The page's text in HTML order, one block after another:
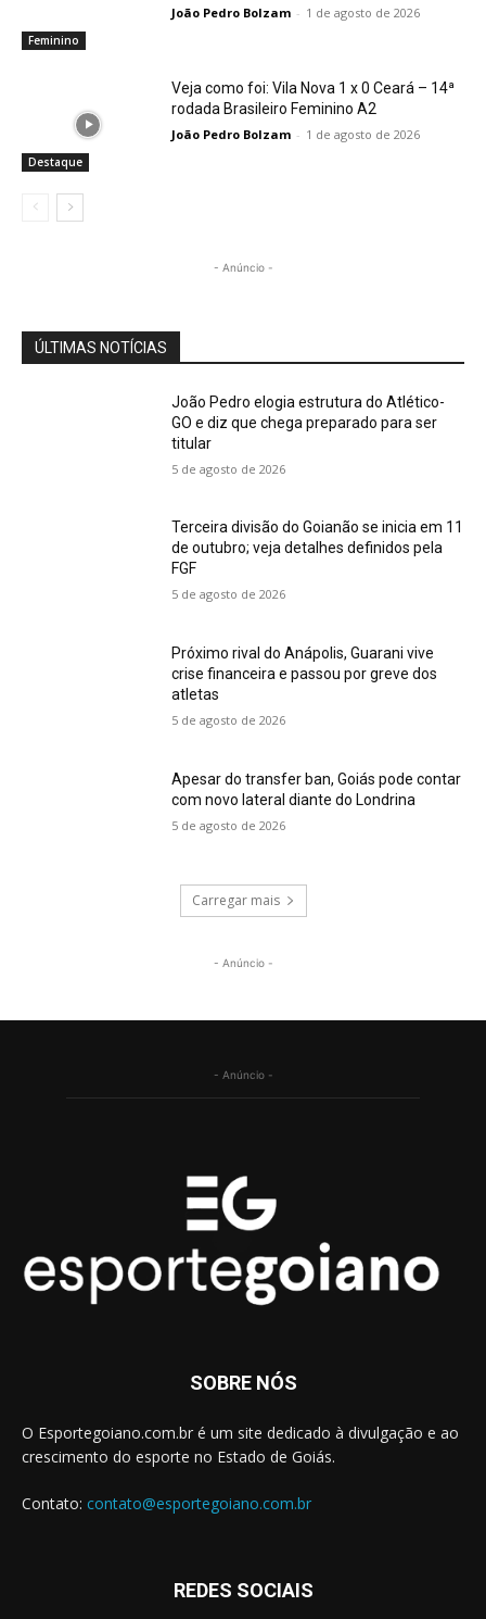
Feminino
João Pedro Bolzam - 1 de agosto de 2026
Destaque
Veja como foi: Vila Nova 1 x 0 Ceará – 14ª
rodada Brasileiro Feminino A2
João Pedro Bolzam - 1 de agosto de 2026
- Anúncio -
ÚLTIMAS NOTÍCIAS
João Pedro elogia estrutura do Atlético-
GO e diz que chega preparado para ser
titular
5 de agosto de 2026
Terceira divisão do Goianão se inicia em 11
de outubro; veja detalhes definidos pela
FGF
5 de agosto de 2026
Próximo rival do Anápolis, Guarani vive
crise financeira e passou por greve dos
atletas
5 de agosto de 2026
Apesar do transfer ban, Goiás pode contar
com novo lateral diante do Londrina
5 de agosto de 2026
Carregar mais
- Anúncio -
- Anúncio -
SOBRE NÓS
O Esportegoiano.com.br é um site dedicado à divulgação e ao
crescimento do esporte no Estado de Goiás.
Contato: contato@esportegoiano.com.br
REDES SOCIAIS